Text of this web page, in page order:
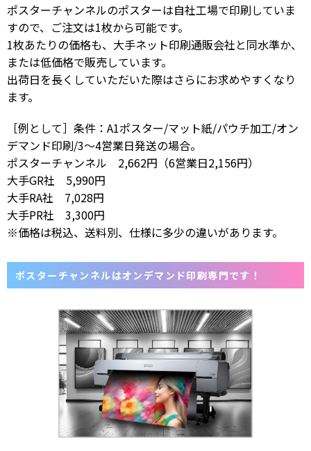
ポスターチャンネルのポスターは自社工場で印刷していま
すので、ご注文は1枚から可能です。
1枚あたりの価格も、大手ネット印刷通販会社と同水準か、
または低価格で販売しています。
出荷日を長くしていただいた際はさらにお求めやすくなり
ます。
［例として］条件：A1ポスター/マット紙/パウチ加工/オン
デマンド印刷/3〜4営業日発送の場合。
ポスターチャンネル 2,662円（6営業日2,156円）
大手GR社 5,990円
大手RA社 7,028円
大手PR社 3,300円
※価格は税込、送料別、仕様に多少の違いがあります。
ポスターチャンネルはオンデマンド印刷専門です！